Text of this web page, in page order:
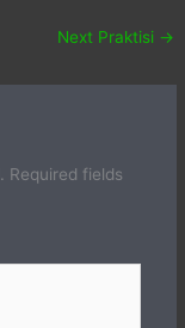
Next Praktisi →
Required fields